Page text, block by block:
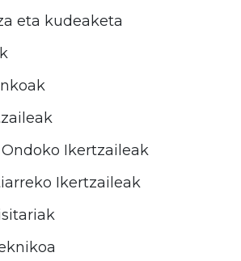
eta kudeaketa
Ikertzaileak
Ikertzaileak